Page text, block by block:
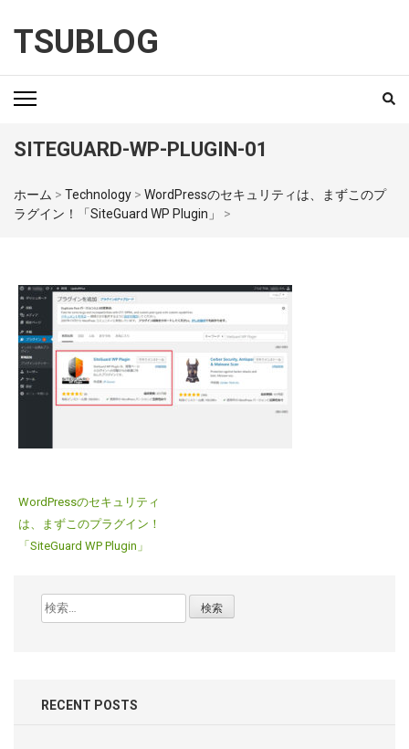
TSUBLOG
SITEGUARD-WP-PLUGIN-01
ホーム > Technology > WordPressのセキュリティは、まずこのプ
ラグイン！「SiteGuard WP Plugin」
>
投
稿
ナ
WordPressのセキュリティ
は、まずこのプラグイン！
「SiteGuard WP Plugin」
検
索:
RECENT POSTS